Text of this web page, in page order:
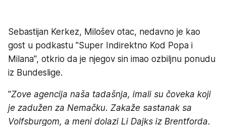
Sebastijan Kerkez, Milošev otac, nedavno je kao
gost u podkastu "Super Indirektno Kod Popa i
Milana", otkrio da je njegov sin imao ozbiljnu ponudu
iz Bundeslige.
"Zove agencija naša tadašnja, imali su čoveka koji
je zadužen za Nemačku. Zakaže sastanak sa
Volfsburgom, a meni dolazi Li Dajks iz Brentforda.